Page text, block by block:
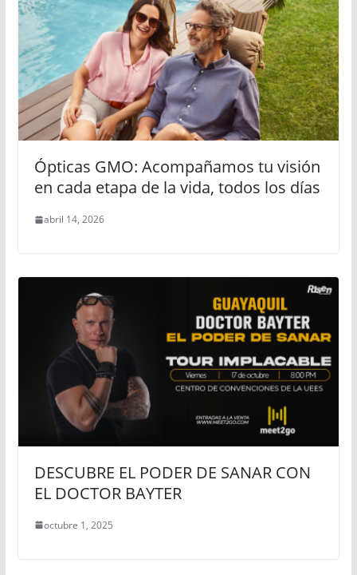
Ópticas GMO: Acompañamos tu visión
en cada etapa de la vida, todos los días
abril 14, 2026
DESCUBRE EL PODER DE SANAR CON
EL DOCTOR BAYTER
octubre 1, 2025